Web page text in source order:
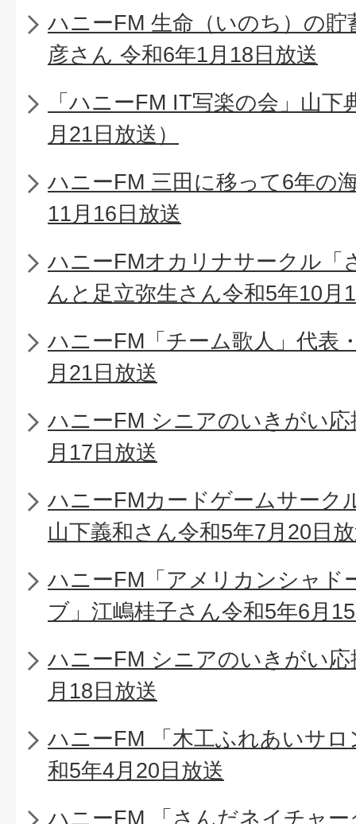
ハニーFM 生命（いのち）の貯
彦さん 令和6年1月18日放送
「ハニーFM IT写楽の会」山
月21日放送）
ハニーFM 三田に移って6年の
11月16日放送
ハニーFMオカリナサークル「
んと足立弥生さん令和5年10月
ハニーFM「チーム歌人」代表
月21日放送
ハニーFM シニアのいきがい
月17日放送
ハニーFMカードゲームサーク
山下義和さん令和5年7月20日
ハニーFM「アメリカンシャド
ブ」江嶋桂子さん令和5年6月
ハニーFM シニアのいきがい
月18日放送
ハニーFM 「木工ふれあいサ
和5年4月20日放送
ハニーFM 「さんだネイチャ